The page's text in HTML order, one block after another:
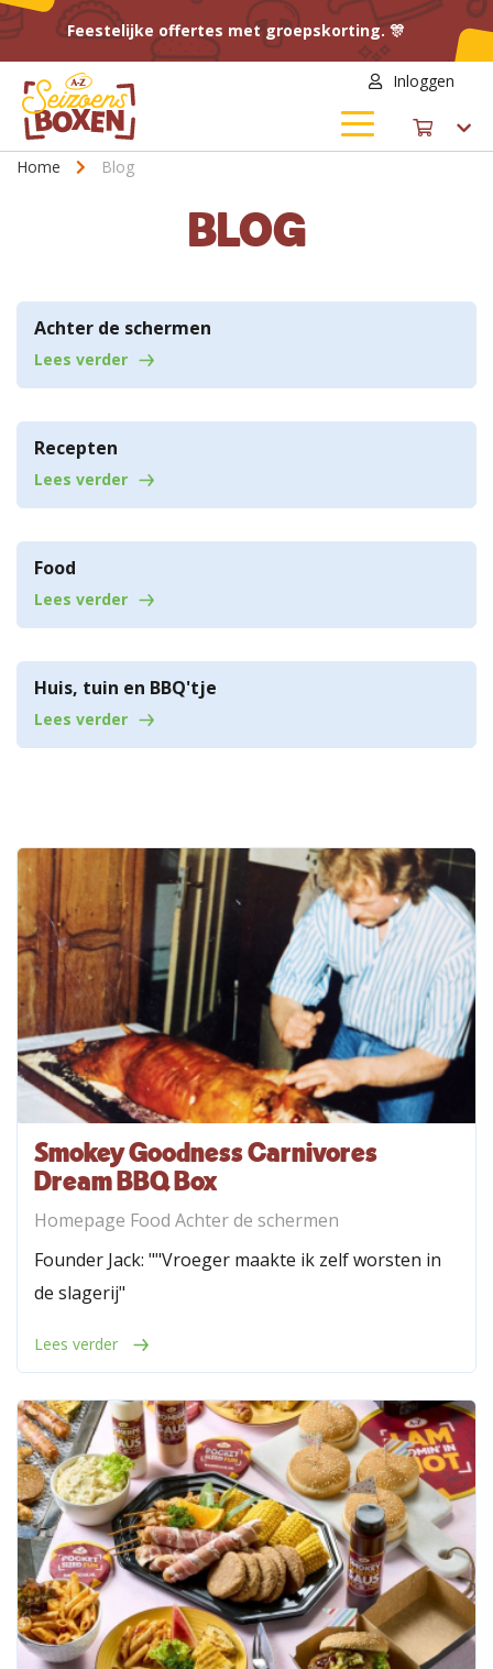
Feestelijke offertes met groepskorting. 🎊
Inloggen
Home Blog
BLOG
Achter de schermen
Lees verder
Recepten
Lees verder
Food
Lees verder
Huis, tuin en BBQ'tje
Lees verder
Smokey Goodness Carnivores
Dream BBQ Box
Homepage Food Achter de schermen
Founder Jack: ""Vroeger maakte ik zelf worsten in
de slagerij"
Lees verder